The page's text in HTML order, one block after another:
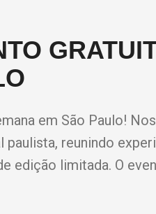
em São Paulo!
reunindo
edição limitada. O